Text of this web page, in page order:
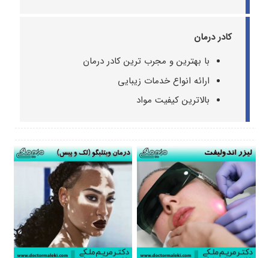
کادر درمان
با بهترین و مجرب ترین کادر درمان
ارائه انواع خدمات زیبایی
بالاترین کیفیت مواد